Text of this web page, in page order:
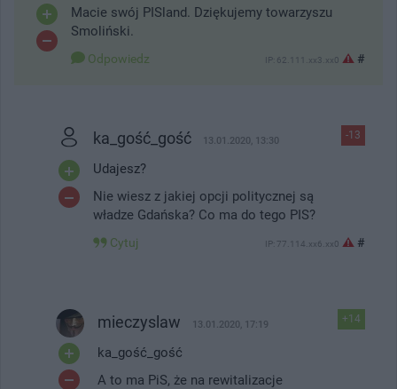
Macie swój PISland. Dziękujemy towarzyszu
Smoliński.
Odpowiedz IP: 62.111.xx3.xx0 #
-13
ka_gość_gość 13.01.2020, 13:30
Udajesz?
Nie wiesz z jakiej opcji politycznej są
władze Gdańska? Co ma do tego PIS?
Cytuj IP: 77.114.xx6.xx0 #
+14
mieczyslaw 13.01.2020, 17:19
ka_gość_gość
A to ma PiS, że na rewitalizacje